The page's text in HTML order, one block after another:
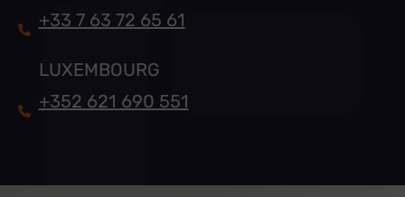
+33 7 63 72 65 61
LUXEMBOURG
+352 621 690 551